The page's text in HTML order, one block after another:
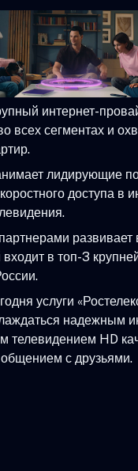
интернет-
всех сегментах и
лидирующие
доступа в
развивает
в топ-3
услуги
надежным
телевидением HD
с друзьями.